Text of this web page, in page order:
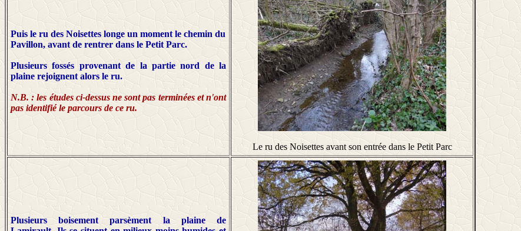
Puis le ru des Noisettes longe un moment le chemin du
Pavillon, avant de rentrer dans le Petit Parc.
Plusieurs fossés provenant de la partie nord de la
plaine rejoignent alors le ru.
N.B. : les études ci-dessus ne sont pas terminées et n'ont
pas identifié le parcours de ce ru.
Le ru des Noisettes avant son entrée dans le Petit Parc
Plusieurs boisement parsèment la plaine de